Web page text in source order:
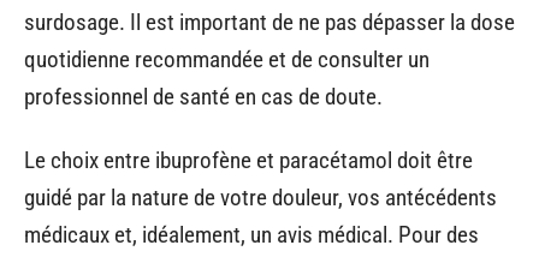
surdosage. Il est important de ne pas dépasser la dose
quotidienne recommandée et de consulter un
professionnel de santé en cas de doute.
Le choix entre ibuprofène et paracétamol doit être
guidé par la nature de votre douleur, vos antécédents
médicaux et, idéalement, un avis médical. Pour des